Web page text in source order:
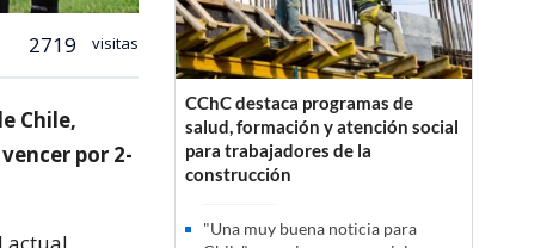
2719 visitas
Chile,
por 2-
actual
CChC destaca programas de
salud, formación y atención social
para trabajadores de la
construcción
"Una muy buena noticia para